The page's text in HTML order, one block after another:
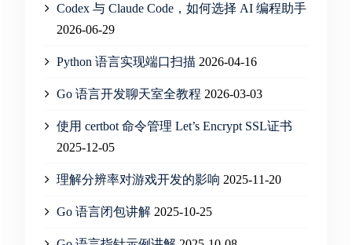
Codex 与 Claude Code，如何选择 AI 编程助手
2026-06-29
Python 语言实现端口扫描 2026-04-16
Go 语言开发聊天室全教程 2026-03-03
使用 certbot 命令管理 Let’s Encrypt SSL证书
2025-12-05
理解分辨率对游戏开发的影响 2025-11-20
Go 语言闭包讲解 2025-10-25